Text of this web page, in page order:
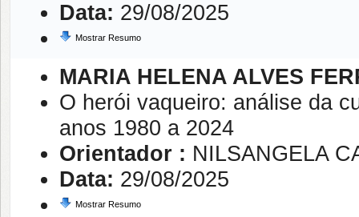
Data: 29/08/2025
Mostrar Resumo
MARIA HELENA ALVES
O herói vaqueiro: análise da
anos 1980 a 2024
Orientador : NILSANGELA
Data: 29/08/2025
Mostrar Resumo